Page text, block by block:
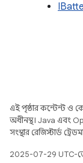
এই পৃষ্ঠার কন্টেন্ট ও
অধীনস্থ। Java এবং
সংস্থার রেজিস্টার্ড
2025-07-29 UTC-